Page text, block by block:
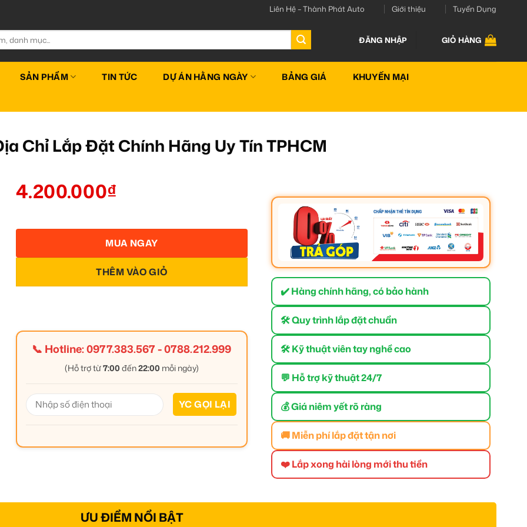
Liên Hệ – Thành Phát Auto Giới thiệu Tuyển Dụng
ĐĂNG NHẬP GIỎ HÀNG
SẢN PHẨM TIN TỨC DỰ ÁN HẰNG NGÀY BẢNG GIÁ KHUYẾN MẠI
Chỉ Lắp Đặt Chính Hãng Uy Tín TPHCM
4.200.000₫
THÊM VÀO GIỎ
MUA NGAY
📞 Hotline:0977.383.567-0788.212.999
(Hỗ trợ từ7:00 đến22:00 mỗi ngày)
✔️ Hàng chính hãng, có bảo hành
🛠 Quy trình lắp đặt chuẩn
🛠 Kỹ thuật viên tay nghề cao
💬 Hỗ trợ kỹ thuật 24/7
💰 Giá niêm yết rõ ràng
🚚 Miễn phí lắp đặt tận nơi
❤️ Lắp xong hài lòng mới thu tiền
ƯU ĐIỂM NỔI BẬT